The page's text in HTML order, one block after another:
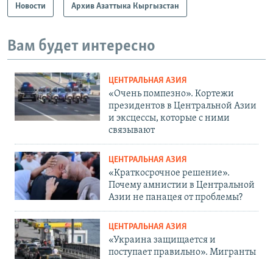
Новости Архив Азаттыка Кыргызстан
Вам будет интересно
ЦЕНТРАЛЬНАЯ АЗИЯ
«Очень помпезно». Кортежи
президентов в Центральной Азии
и эксцессы, которые с ними
связывают
ЦЕНТРАЛЬНАЯ АЗИЯ
«Краткосрочное решение».
Почему амнистии в Центральной
Азии не панацея от проблемы?
ЦЕНТРАЛЬНАЯ АЗИЯ
«Украина защищается и
поступает правильно». Мигранты